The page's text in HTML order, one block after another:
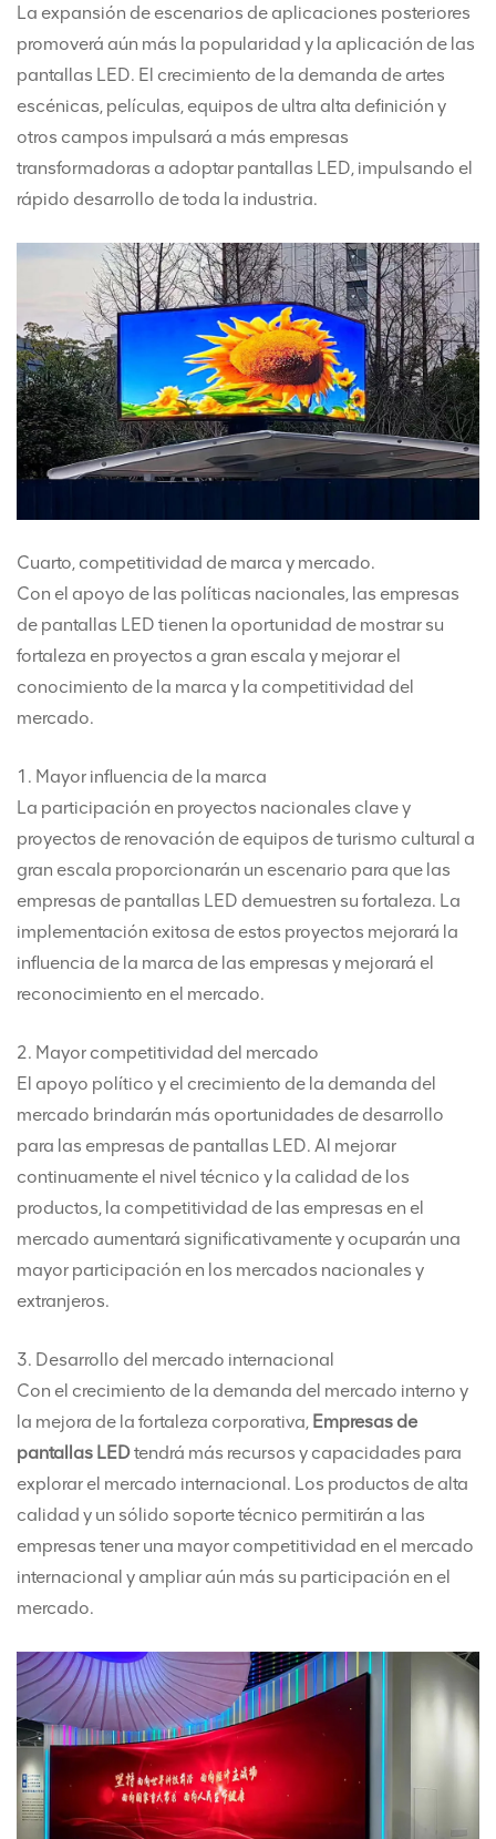
La expansión de escenarios de aplicaciones posteriores
promoverá aún más la popularidad y la aplicación de las
pantallas LED. El crecimiento de la demanda de artes
escénicas, películas, equipos de ultra alta definición y
otros campos impulsará a más empresas
transformadoras a adoptar pantallas LED, impulsando el
rápido desarrollo de toda la industria.
Cuarto, competitividad de marca y mercado.
Con el apoyo de las políticas nacionales, las empresas
de pantallas LED tienen la oportunidad de mostrar su
fortaleza en proyectos a gran escala y mejorar el
conocimiento de la marca y la competitividad del
mercado.
1. Mayor influencia de la marca
La participación en proyectos nacionales clave y
proyectos de renovación de equipos de turismo cultural a
gran escala proporcionarán un escenario para que las
empresas de pantallas LED demuestren su fortaleza. La
implementación exitosa de estos proyectos mejorará la
influencia de la marca de las empresas y mejorará el
reconocimiento en el mercado.
2. Mayor competitividad del mercado
El apoyo político y el crecimiento de la demanda del
mercado brindarán más oportunidades de desarrollo
para las empresas de pantallas LED. Al mejorar
continuamente el nivel técnico y la calidad de los
productos, la competitividad de las empresas en el
mercado aumentará significativamente y ocuparán una
mayor participación en los mercados nacionales y
extranjeros.
3. Desarrollo del mercado internacional
Con el crecimiento de la demanda del mercado interno y
la mejora de la fortaleza corporativa, Empresas de
pantallas LEDtendrá más recursos y capacidades para
explorar el mercado internacional. Los productos de alta
calidad y un sólido soporte técnico permitirán a las
empresas tener una mayor competitividad en el mercado
internacional y ampliar aún más su participación en el
mercado.